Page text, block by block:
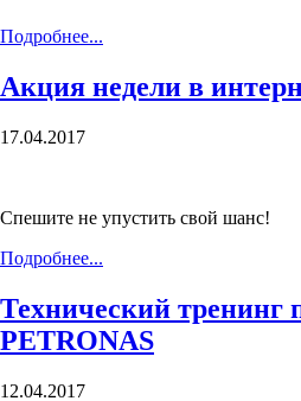
Подробнее...
Акция недели в
17.04.2017
Спешите не упустить свой шанс!
Подробнее...
Технический тренинг
PETRONAS
12.04.2017